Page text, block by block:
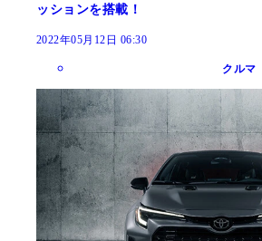
ッションを搭載！
2022年05月12日 06:30
クルマ